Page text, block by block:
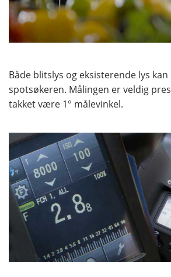
Både blitslys og eksisterende lys
spotsøkeren. Målingen er veldig
takket være 1° målevinkel.